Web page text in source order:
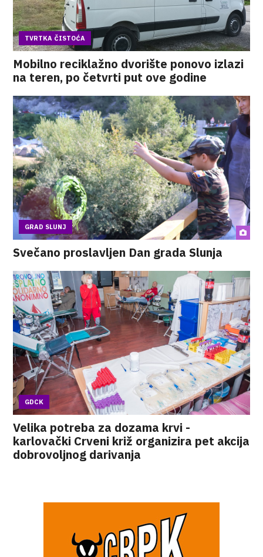
TVRTKA ČISTOĆA
Mobilno reciklažno dvorište ponovo izlazi
na teren, po četvrti put ove godine
GRAD SLUNJ
Svečano proslavljen Dan grada Slunja
GDCK
Velika potreba za dozama krvi -
karlovački Crveni križ organizira pet akcija
dobrovoljnog darivanja